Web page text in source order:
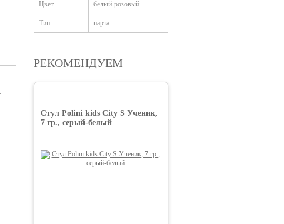
Цвет белый-розовый
Тип парта
РЕКОМЕНДУЕМ
Стул Polini kids City S Ученик,
7 гр., серый-белый